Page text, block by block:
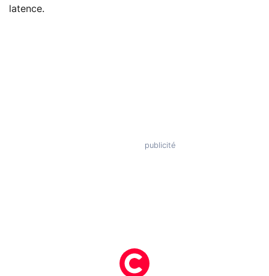
latence.